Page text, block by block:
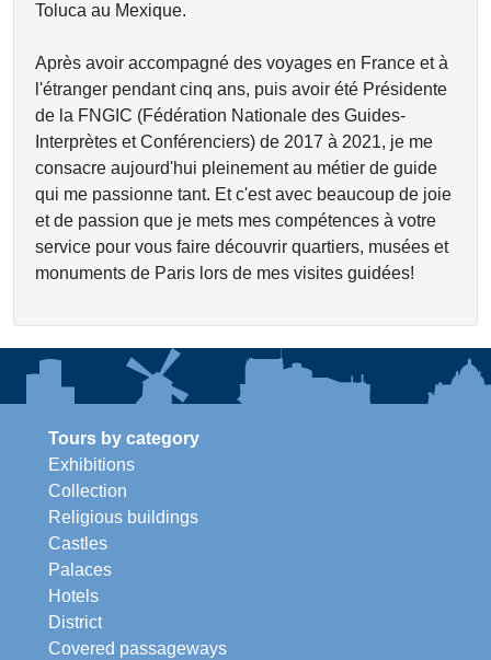
Toluca au Mexique.
Après avoir accompagné des voyages en France et à
l'étranger pendant cinq ans, puis avoir été Présidente
de la FNGIC (Fédération Nationale des Guides-
Interprètes et Conférenciers) de 2017 à 2021, je me
consacre aujourd'hui pleinement au métier de guide
qui me passionne tant. Et c'est avec beaucoup de joie
et de passion que je mets mes compétences à votre
service pour vous faire découvrir quartiers, musées et
monuments de Paris lors de mes visites guidées!
Tours by category
Exhibitions
Collection
Religious buildings
Castles
Palaces
Hotels
District
Covered passageways